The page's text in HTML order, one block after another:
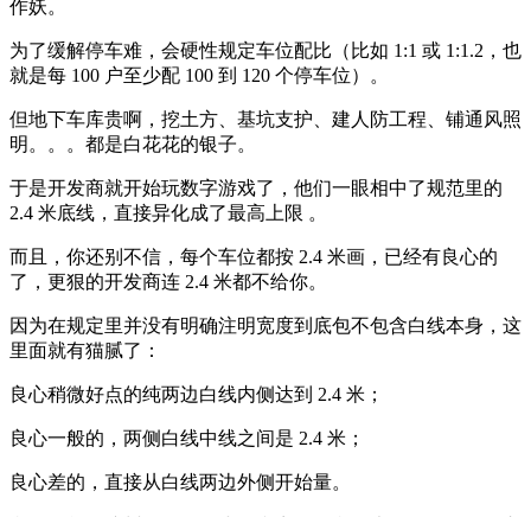
作妖。
为了缓解停车难，会硬性规定车位配比（比如 1:1 或 1:1.2，也
就是每 100 户至少配 100 到 120 个停车位）。
但地下车库贵啊，挖土方、基坑支护、建人防工程、铺通风照
明。。。都是白花花的银子。
于是开发商就开始玩数字游戏了，他们一眼相中了规范里的
2.4 米底线，直接异化成了最高上限 。
而且，你还别不信，每个车位都按 2.4 米画，已经有良心的
了，更狠的开发商连 2.4 米都不给你。
因为在规定里并没有明确注明宽度到底包不包含白线本身，这
里面就有猫腻了：
良心稍微好点的纯两边白线内侧达到 2.4 米；
良心一般的，两侧白线中线之间是 2.4 米；
良心差的，直接从白线两边外侧开始量。